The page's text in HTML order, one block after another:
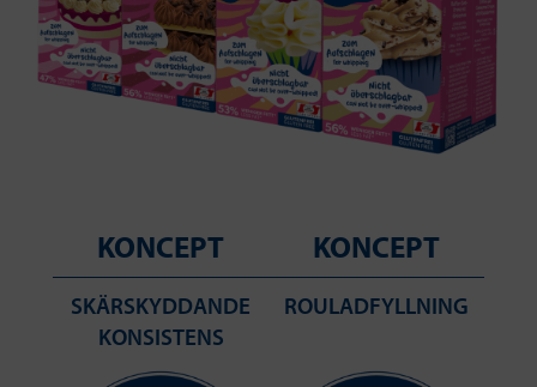
KONCEPT
SKÄRSKYDDANDE
KONSISTENS
KONCEPT
ROULADFYLLNING